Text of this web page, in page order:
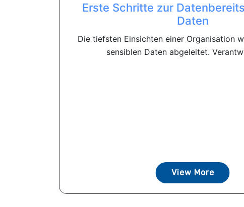
Erste Schritte zur
Daten
Die tiefsten Einsichten einer Organisation
sensiblen Daten abgeleitet.
View More